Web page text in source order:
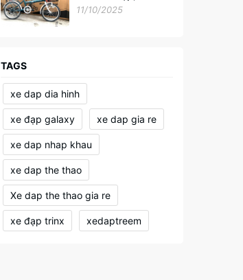
cho tuổi đến trường
11/10/2025
TAGS
xe dap dia hinh
xe đạp galaxy xe dap gia re
xe dap nhap khau
xe dap the thao
Xe dap the thao gia re
xe đạp trinx xedaptreem